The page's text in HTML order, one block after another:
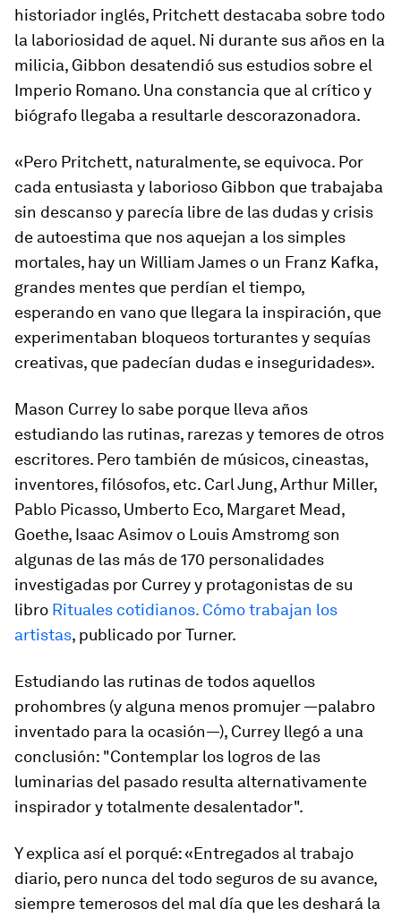
historiador inglés, Pritchett destacaba sobre todo
la laboriosidad de aquel. Ni durante sus años en la
milicia, Gibbon desatendió sus estudios sobre el
Imperio Romano. Una constancia que al crítico y
biógrafo llegaba a resultarle descorazonadora.
«Pero Pritchett, naturalmente, se equivoca. Por
cada entusiasta y laborioso Gibbon que trabajaba
sin descanso y parecía libre de las dudas y crisis
de autoestima que nos aquejan a los simples
mortales, hay un William James o un Franz Kafka,
grandes mentes que perdían el tiempo,
esperando en vano que llegara la inspiración, que
experimentaban bloqueos torturantes y sequías
creativas, que padecían dudas e inseguridades».
Mason Currey lo sabe porque lleva años
estudiando las rutinas, rarezas y temores de otros
escritores. Pero también de músicos, cineastas,
inventores, filósofos, etc. Carl Jung, Arthur Miller,
Pablo Picasso, Umberto Eco, Margaret Mead,
Goethe, Isaac Asimov o Louis Amstromg son
algunas de las más de 170 personalidades
investigadas por Currey y protagonistas de su
libro Rituales cotidianos. Cómo trabajan los
artistas, publicado por Turner.
Estudiando las rutinas de todos aquellos
prohombres (y alguna menos promujer—palabro
inventado para la ocasión—), Currey llegó a una
conclusión: "Contemplar los logros de las
luminarias del pasado resulta alternativamente
inspirador y totalmente desalentador".
Y explica así el porqué: «Entregados al trabajo
diario, pero nunca del todo seguros de su avance,
siempre temerosos del mal día que les deshará la